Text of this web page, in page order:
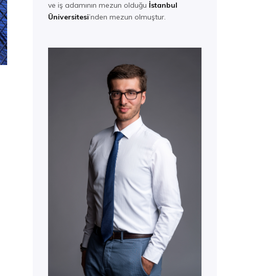
ve iş adamının mezun olduğu İstanbul
Üniversitesi’nden mezun olmuştur.